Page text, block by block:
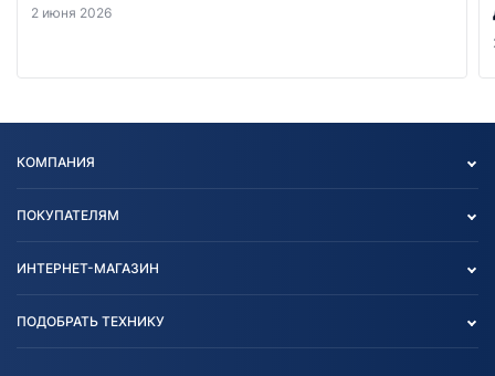
2 июня 2026
КОМПАНИЯ
Блог
ПОКУПАТЕЛЯМ
Согласие на обработку
ИНТЕРНЕТ-МАГАЗИН
Агротехника
ПОДОБРАТЬ ТЕХНИКУ